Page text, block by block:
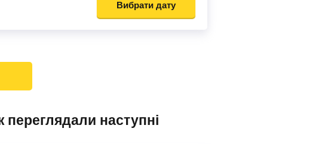
Вибрати дату